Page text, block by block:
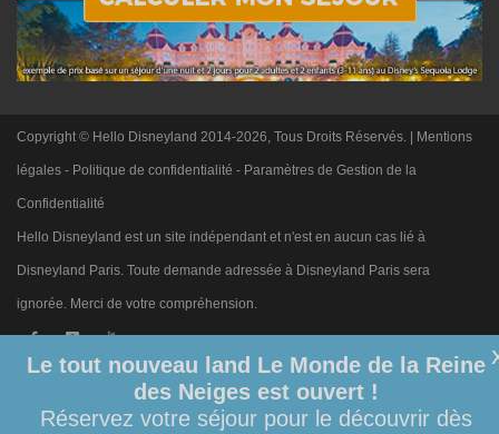
Copyright © Hello Disneyland 2014-2026, Tous Droits Réservés. | Mentions
légales - Politique de confidentialité - Paramètres de Gestion de la
Confidentialité
Hello Disneyland est un site indépendant et n'est en aucun cas lié à
Disneyland Paris. Toute demande adressée à Disneyland Paris sera
ignorée. Merci de votre compréhension.
Le tout nouveau land Le Monde de la Reine
des Neiges est ouvert !
Réservez votre séjour pour le découvrir dès